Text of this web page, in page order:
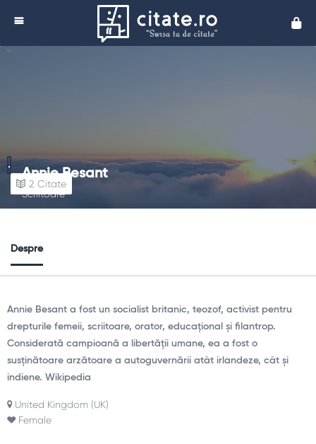
Annie Besant
Scriitoare
2 Citate
Despre
Annie Besant a fost un socialist britanic, teozof, activist pentru
drepturile femeii, scriitoare, orator, educațional și filantrop.
Considerată campioană a libertății umane, ea a fost o
susținătoare arzătoare a autoguvernării atât irlandeze, cât și
indiene. Wikipedia
United Kingdom (UK)
Female